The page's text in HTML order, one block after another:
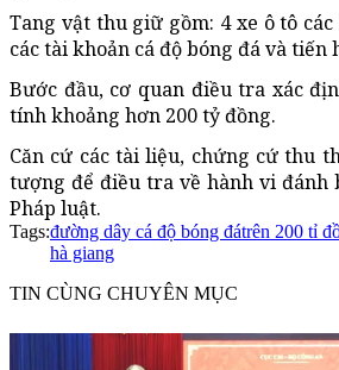
Tang vật thu giữ gồm: 4 xe ô tô
các tài khoản cá độ bóng đá và
Bước đầu, cơ quan điều tra xác
tính khoảng hơn 200 tỷ đồng.
Căn cứ các tài liệu, chứng cứ thu
tượng để điều tra về hành vi đánh
Pháp luật.
Tags:đường dây cá độ bóng đátrên 200 tỉ
hà giang
TIN CÙNG CHUYÊN MỤC